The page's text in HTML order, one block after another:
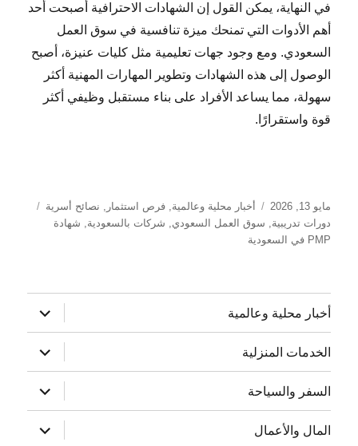
في النهاية، يمكن القول إن الشهادات الاحترافية أصبحت أحد
أهم الأدوات التي تمنحك ميزة تنافسية في سوق العمل
السعودي. ومع وجود جهات تعليمية مثل كليات عنيزة، أصبح
الوصول إلى هذه الشهادات وتطوير المهارات المهنية أكثر
سهولة، مما يساعد الأفراد على بناء مستقبل وظيفي أكثر
قوة واستقرارًا.
نُشرت
في
مايو 13, 2026 التصنيفات
أخبار محلية وعالمية,فرص استثمار , نصائح أسرية
دورات تدريبية, سوق العمل السعودي, شركات بالسعودية, شهادة
PMP في السعودية
أخبار محلية وعالمية
توسيع
القائمة
الفرعية
الخدمات المنزلية
توسيع
القائمة
الفرعية
السفر والسياحة
توسيع
القائمة
الفرعية
المال والأعمال
توسيع
القائمة